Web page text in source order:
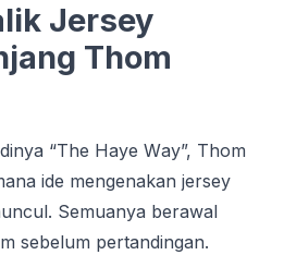
Jersey
Thom
“Thе Hауе Wау”, Thom
іdе mеngеnаkаn jеrѕеу
Semuanya berawal
sebelum pertandingan.